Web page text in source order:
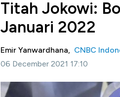
Titah Jokowi:
Januari 2022
Emir Yanwardhana, CNBC
06 December 2021 17:10